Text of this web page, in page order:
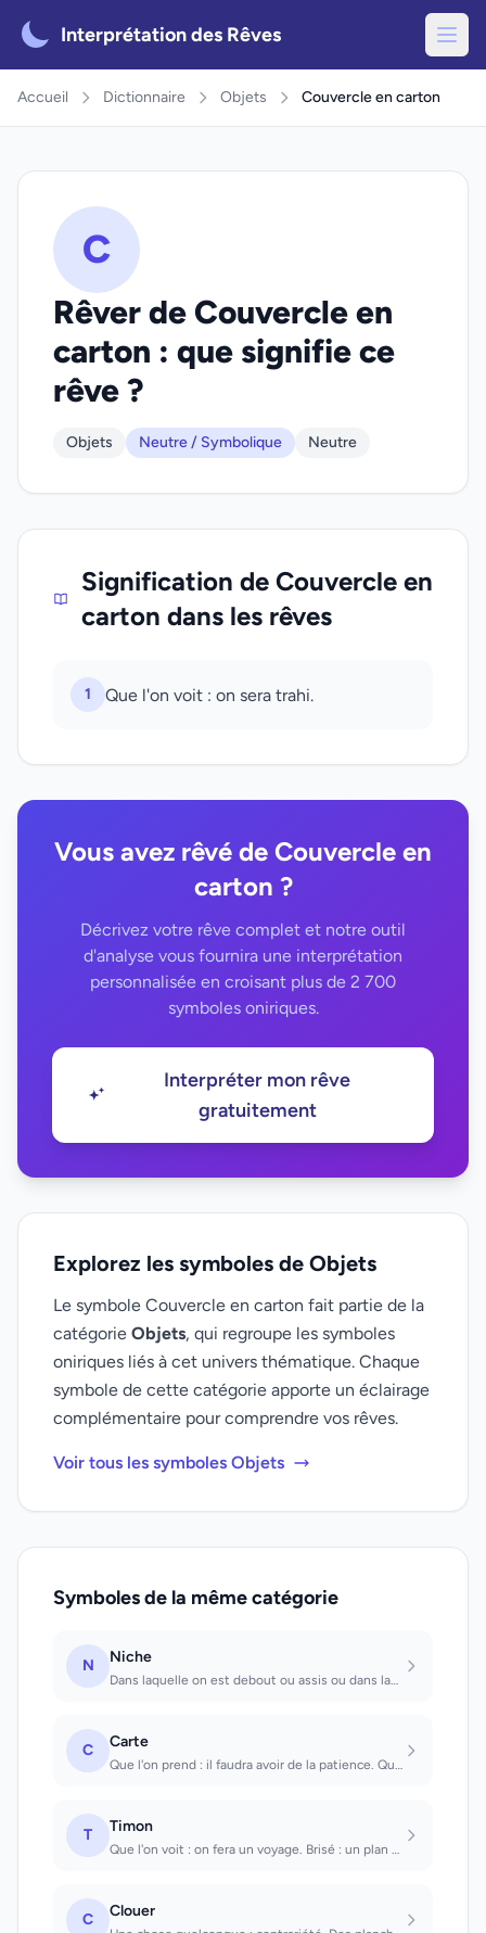
Interprétation des Rêves
Accueil Dictionnaire Objets Couvercle en carton
C
Rêver de Couvercle en
carton : que signifie ce
rêve ?
Objets Neutre / Symbolique Neutre
Signification de Couvercle en
carton dans les rêves
1 Que l'on voit : on sera trahi.
Vous avez rêvé de Couvercle en
carton ?
Décrivez votre rêve complet et notre outil
d'analyse vous fournira une interprétation
personnalisée en croisant plus de 2 700
symboles oniriques.
Interpréter mon rêve
gratuitement
Explorez les symboles de Objets
Le symbole Couvercle en carton fait partie de la
catégorie Objets, qui regroupe les symboles
oniriques liés à cet univers thématique. Chaque
symbole de cette catégorie apporte un éclairage
complémentaire pour comprendre vos rêves.
Voir tous les symboles Objets
Symboles de la même catégorie
N Niche
Dans laquelle on est debout ou assis ou dans laquelle on entre: affaire secrète...
C Carte
Que l'on prend : il faudra avoir de la patience. Que l'on reçoit : on fera une c...
T Timon
Que l'on voit : on fera un voyage. Brisé : un plan ne se réalisera pas.
C Clouer